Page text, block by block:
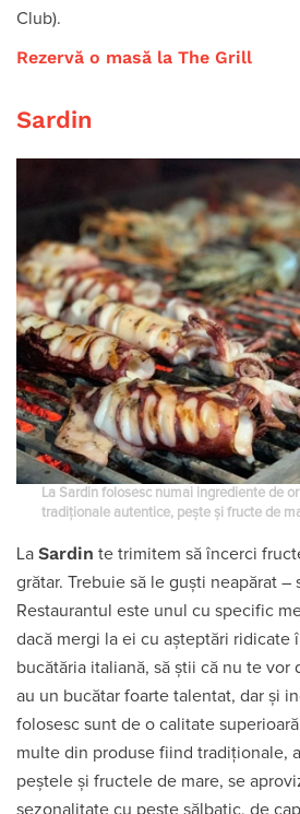
Club).
Rezervă o masă la The Grill
Sardin
La Sardin folosesc numai ingrediente de
tradiționale autentice, pește și fructe de
La Sardin te trimitem să încerci
grătar. Trebuie să le guști neapărat –
Restaurantul este unul cu specific
dacă mergi la ei cu așteptări ridicate
bucătăria italiană, să știi că nu te vor
au un bucătar foarte talentat, dar și
folosesc sunt de o calitate
multe din produse fiind tradiționale,
peștele și fructele de mare, se
sezonalitate cu pește sălbatic, de